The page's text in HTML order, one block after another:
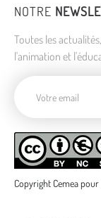
NOTRE
Toutes les
l'animation et
Copyright Cemea